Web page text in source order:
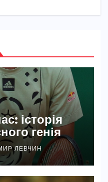
історія
генія
ЛЕВЧИН